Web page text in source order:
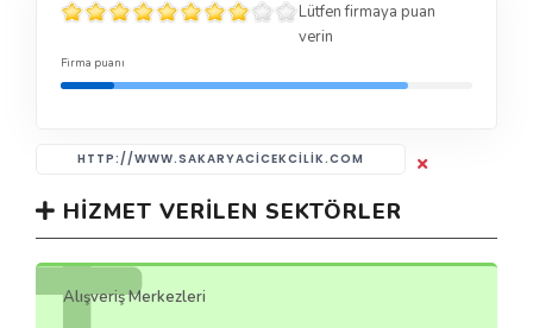
Lütfen firmaya puan
verin
Firma puanı
HTTP://WWW.SAKARYACICEKCILIK.COM
HIZMET VERILEN SEKTÖRLER
Alışveriş Merkezleri